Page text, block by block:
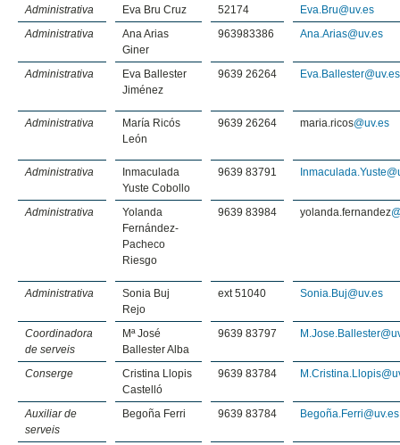
Administrativa Eva Bru Cruz 52174
Eva.Bru@uv.es
Administrativa
Ana Arias
Giner
963983386 Ana.Arias@uv.es
Administrativa
Eva Ballester
Jiménez
9639 26264 Eva.Ballester@uv.es
Administrativa
María Ricós
León
9639 26264 maria.ricos@uv.es
Administrativa
Inmaculada
Yuste Cobollo
9639 83791
Administrativa
Yolanda
Fernández-
Pacheco
Riesgo
9639 83984 yolanda.fernandez
Administrativa
Sonia Buj
Rejo
ext 51040 Sonia.Buj@uv.es
Coordinadora
de serveis
Mª José
Ballester Alba
9639 83797
Conserge
Cristina Llopis
Castelló
9639 83784
Auxiliar de
serveis
Begoña Ferri 9639 83784 Begoña.Ferri@uv.es